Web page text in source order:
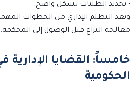
• تحديد الطلبات بشكل واضح.
ويعد التظلم الإداري من الخطوات
معالجة النزاع قبل الوصول إلى المحكمة.
خامساً: القضايا الإدارية
الحكومية